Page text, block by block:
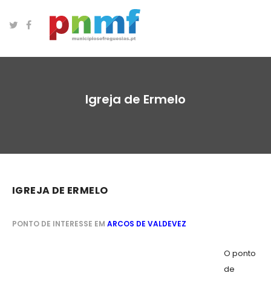
Igreja de Ermelo
IGREJA DE ERMELO
PONTO DE INTERESSE EM ARCOS DE VALDEVEZ
O ponto
de